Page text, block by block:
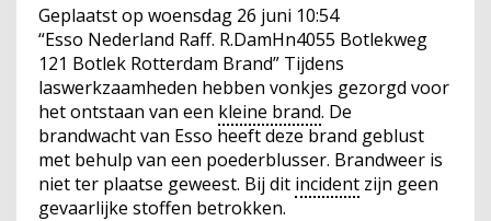
Geplaatst op woensdag 26 juni 10:54
“Esso Nederland Raff. R.DamHn4055 Botlekweg
121 Botlek Rotterdam Brand” Tijdens
laswerkzaamheden hebben vonkjes gezorgd voor
het ontstaan van een kleine brand. De
brandwacht van Esso heeft deze brand geblust
met behulp van een poederblusser. Brandweer is
niet ter plaatse geweest. Bij dit incident zijn geen
gevaarlijke stoffen betrokken.